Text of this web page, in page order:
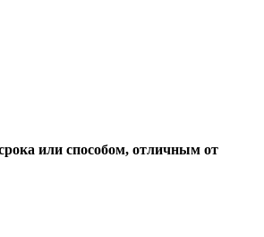
или способом, отличным от